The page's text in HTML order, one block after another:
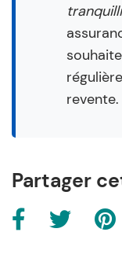
revente.
Partager